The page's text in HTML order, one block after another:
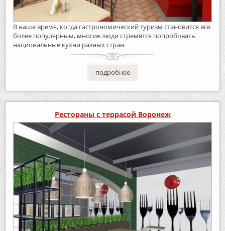
В наше время, когда гастрономический туризм становится все
более популярным, многие люди стремятся попробовать
национальные кухни разных стран.
подробнее
Рестораны с террасой Воронеж